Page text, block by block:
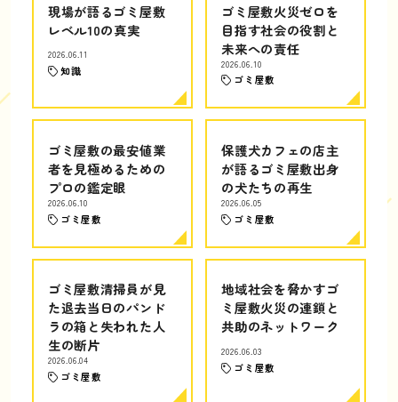
現場が語るゴミ屋敷
レベル10の真実
2026.06.11
知識
ゴミ屋敷火災ゼロを
目指す社会の役割と
未来への責任
2026.06.10
ゴミ屋敷
ゴミ屋敷の最安値業
者を見極めるための
プロの鑑定眼
2026.06.10
ゴミ屋敷
保護犬カフェの店主
が語るゴミ屋敷出身
の犬たちの再生
2026.06.05
ゴミ屋敷
ゴミ屋敷清掃員が見
た退去当日のパンド
ラの箱と失われた人
生の断片
2026.06.04
ゴミ屋敷
地域社会を脅かすゴ
ミ屋敷火災の連鎖と
共助のネットワーク
2026.06.03
ゴミ屋敷